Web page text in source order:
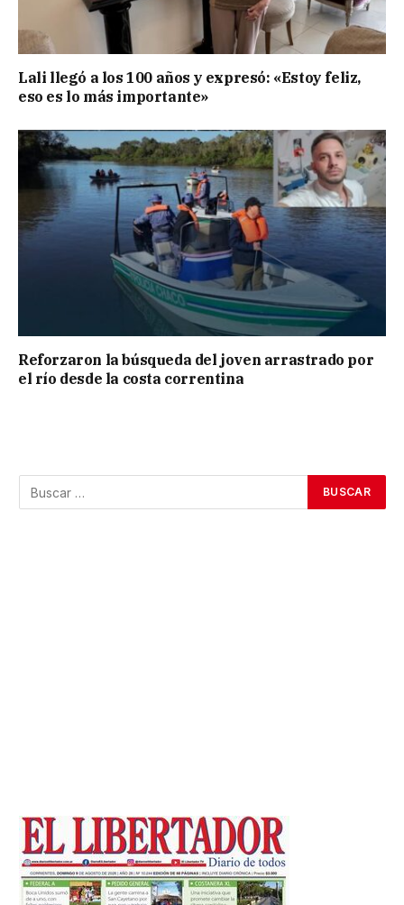
Lali llegó a los 100 años y expresó: «Estoy feliz,
eso es lo más importante»
Reforzaron la búsqueda del joven arrastrado por
el río desde la costa correntina